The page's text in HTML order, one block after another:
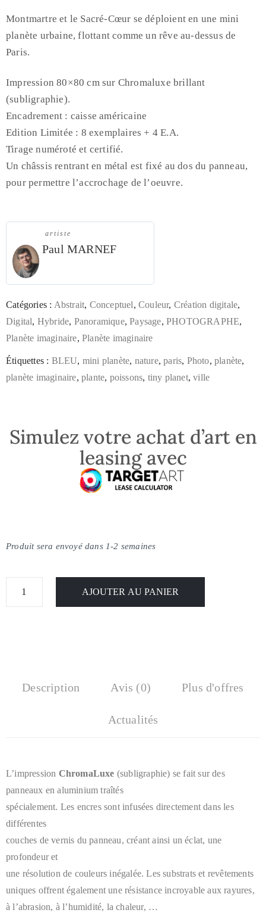
Montmartre et le Sacré-Cœur se déploient en une mini
planète urbaine, flottant comme un rêve au-dessus de
Paris.
Impression 80×80 cm sur Chromaluxe brillant
(subligraphie).
Encadrement : caisse américaine
Edition Limitée : 8 exemplaires + 4 E.A.
Tirage numéroté et certifié.
Un châssis rentrant en métal est fixé au dos du panneau,
pour permettre l’accrochage de l’oeuvre.
artiste
Paul MARNEF
Catégories : Abstrait, Conceptuel,Couleur, Création digitale,
Digital, Hybride, Panoramique,Paysage,PHOTOGRAPHE,
Planète imaginaire,Planète imaginaire
Étiquettes : BLEU, mini planète, nature,paris, Photo,planète,
planète imaginaire,plante, poissons, tiny planet,ville
Simulez votre achat d’art en
leasing avec
Produit sera envoyé dans 1-2 semaines
AJOUTER AU PANIER
Description Avis (0) Plus d'offres
Actualités
L’impression ChromaLuxe (subligraphie) se fait sur des
panneaux en aluminium traîtés
spécialement. Les encres sont infusées directement dans les
différentes
couches de vernis du panneau, créant ainsi un éclat, une
profondeur et
une résolution de couleurs inégalée. Les substrats et revêtements
uniques offrentégalement une résistance incroyable aux rayures,
à l’abrasion, àl’humidité, la chaleur, …